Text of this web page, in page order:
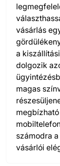
vásárlás
a
dolgozik
magas
számodra
vásárlói